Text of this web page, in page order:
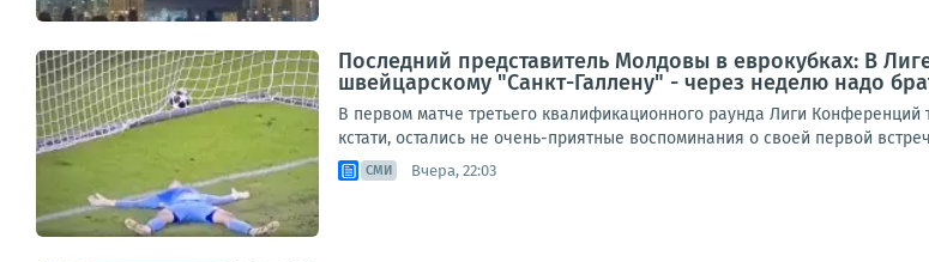
Последний представитель Молдовы в еврокубках: В
швейцарскому "Санкт-Галлену" - через неделю надо
В первом матче третьего квалификационного раунда Лиги
кстати, остались не очень-приятные воспоминания о своей первой
СМИ Вчера, 22:03